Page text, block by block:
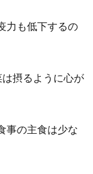
力も低下するの
摂るように心が
事の主食は少な